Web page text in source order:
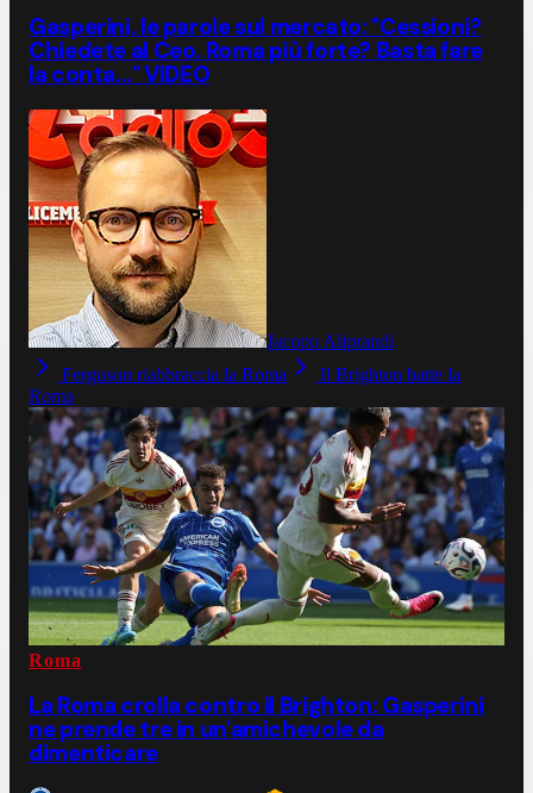
Gasperini, le parole sul mercato: "Cessioni?
Chiedete al Ceo. Roma più forte? Basta fare
la conta..." VIDEO
Jacopo Aliprandi
Ferguson riabbraccia la Roma
Il Brighton batte la
Roma
Roma
La Roma crolla contro il Brighton: Gasperini
ne prende tre in un'amichevole da
dimenticare